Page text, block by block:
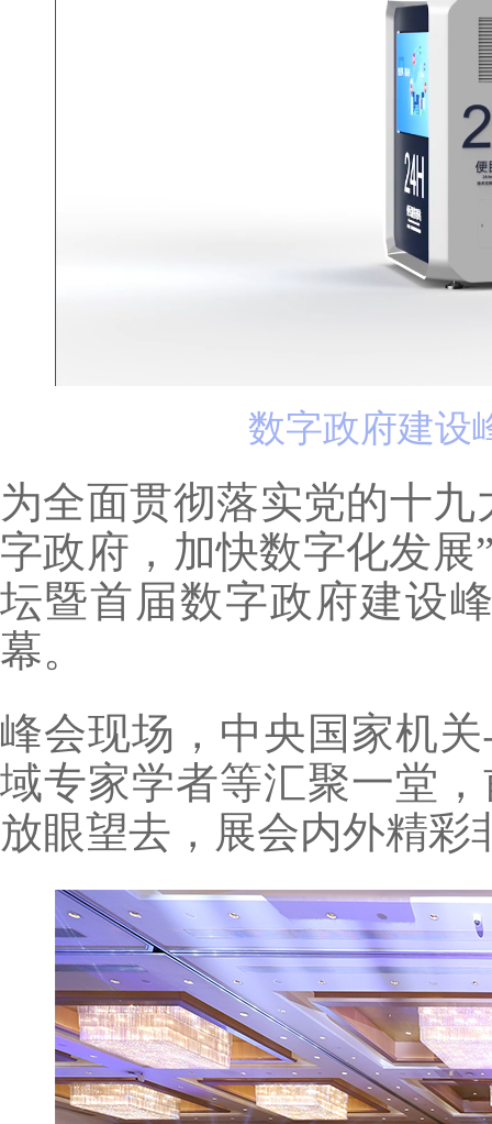
数字政府建
为全面贯彻落实党的十
字政府，加快数字化发展
坛暨首届数字政府建设
幕。
峰会现场，中央国家机
域专家学者等汇聚一堂
放眼望去，展会内外精彩